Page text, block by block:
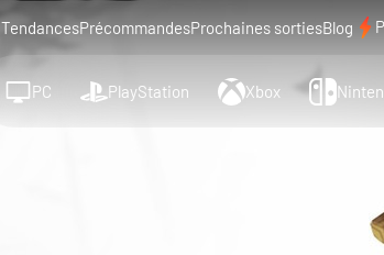
TendancesPrécommandesProchaines sortiesBlog
PC PlayStation Xbox